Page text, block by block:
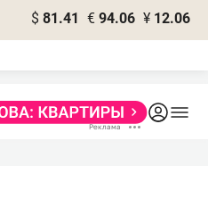
$ 81.41 € 94.06 ¥ 12.06